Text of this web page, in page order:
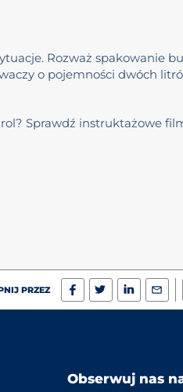
Rozważ spakowanie
o pojemności dwóch
Sprawdź instruktażowe
PRZEZ
Obserwuj nas